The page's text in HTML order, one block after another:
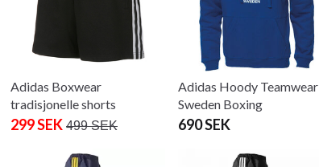
Adidas Boxwear
tradisjonelle shorts
299 SEK 499 SEK
Adidas Hoody Teamwear
Sweden Boxing
690 SEK